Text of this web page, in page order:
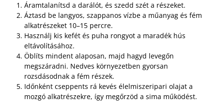
Áramtalanítsd a darálót, és szedd szét a részeket.
Áztasd be langyos, szappanos vízbe a műanyag és fém
alkatrészeket 10–15 percre.
Használj kis kefét és puha rongyot a maradék hús
eltávolításához.
Öblíts mindent alaposan, majd hagyd levegőn
megszáradni. Nedves környezetben gyorsan
rozsdásodnak a fém részek.
Időnként cseppents rá kevés élelmiszeripari olajat a
mozgó alkatrészekre, így megőrzöd a sima működést.